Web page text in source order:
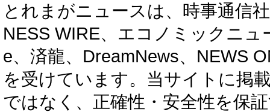
とれまがニュースは、時事通信
NESS WIRE、エコノミックニ
e、済龍、DreamNews、NEWS
を受けています。当サイトに掲
ではなく、正確性・安全性を保